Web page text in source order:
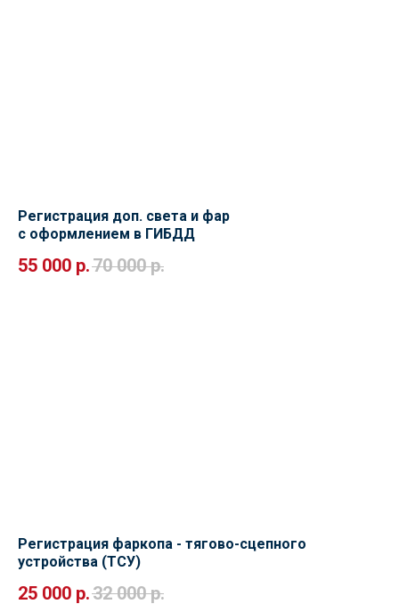
Регистрация доп. света и фар
с оформлением в ГИБДД
55 000 р.70 000 р.
Регистрация фаркопа - тягово-сцепного
устройства (ТСУ)
25 000 р.32 000 р.